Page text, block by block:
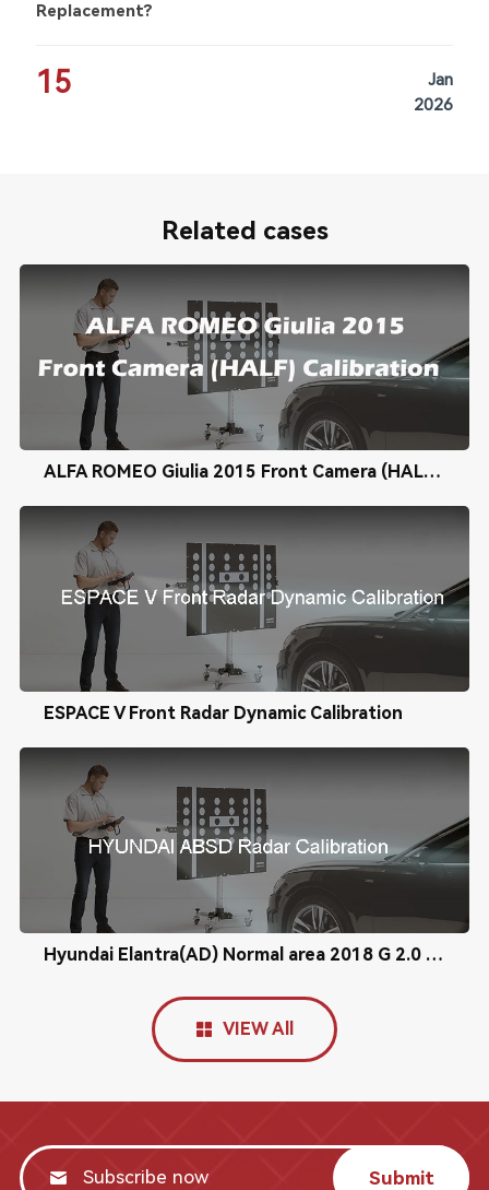
Replacement?
15
Jan
2026
Related cases
ALFA ROMEO Giulia 2015 Front Camera (HALF) Calibration
ESPACE V Front Radar Dynamic Calibration
Hyundai Elantra(AD) Normal area 2018 G 2.0 MPI BSD Radar Calibration
VIEW All
Submit